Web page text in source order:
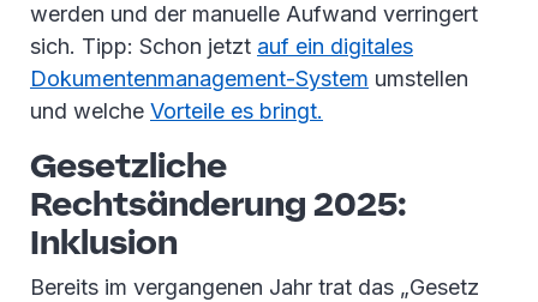
werden und der manuelle Aufwand verringert
sich. Tipp: Schon jetzt auf ein digitales
Dokumentenmanagement-System umstellen
und welche Vorteile es bringt.
Gesetzliche
Rechtsänderung 2025:
Inklusion
Bereits im vergangenen Jahr trat das „Gesetz